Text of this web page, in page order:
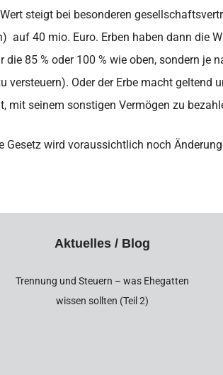
steigt bei besonderen
auf 40 mio. Euro. Erben haben dann die
die 85 % oder 100 % wie oben, sondern
versteuern). Oder der Erbe macht
mit seinem sonstigen Vermögen zu
Gesetz wird voraussichtlich noch
Aktuelles / Blog
Trennung und Steuern – was Ehegatten
wissen sollten (Teil 2)